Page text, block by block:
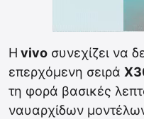
Η vivo συνεχίζει να
επερχόμενη σειρά
τη φορά βασικές
ναυαρχίδων